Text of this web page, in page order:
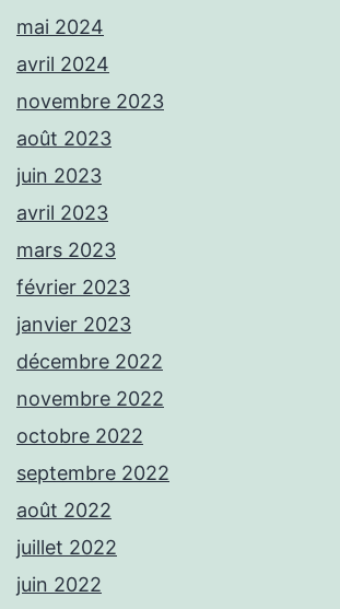
mai 2024
avril 2024
novembre 2023
août 2023
juin 2023
avril 2023
mars 2023
février 2023
janvier 2023
décembre 2022
novembre 2022
octobre 2022
septembre 2022
août 2022
juillet 2022
juin 2022